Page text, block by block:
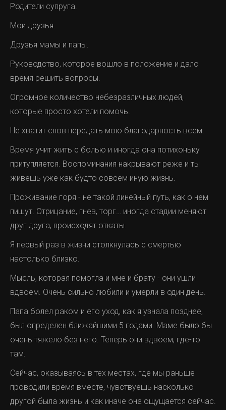
Родители супруга.
Мои друзья.
Друзья мамы и папы.
Руководство, которое вошло в положение и дало
время решить вопросы.
Огромное количество небезразличных людей,
которые просто хотели помочь.
Не хватит слов передать мою благодарность всем.
Время учит жить с болью и иногда она потихоньку
притупляется. Воспоминания накрывают реже и ты
живешь уже как будто совсем иную жизнь.
Проживание горя - не такой линейный путь, как о нем
пишут. Отрицание, гнев, торг… иногда стадии меняют
друг друга, происходят откаты.
Я первый раз в жизни столкнулась с смертью
настолько близко.
Мысль, которая помогла и мне и брату - они ушли
вдвоем. Очень сильно любили и умерли в один день.
Папа болел раком и его уход, как я узнала позднее,
был определен ближайшими 5 годами. Маме было бы
очень тяжело без него. Теперь они вдвоем, где-то
там.
Сейчас, оказываясь в тех местах, где мы раньше
проводили время вместе, чувствуешь насколько
другой была жизнь и как иначе она ощущается сейчас.